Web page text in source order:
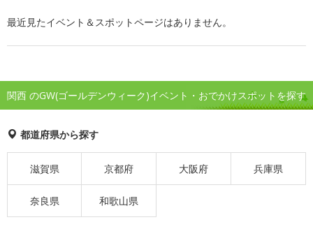
最近見たイベント＆スポットページはありません。
関西 のGW(ゴールデンウィーク)イベント・おでかけスポットを探す
都道府県から探す
滋賀県 京都府 大阪府 兵庫県
奈良県 和歌山県